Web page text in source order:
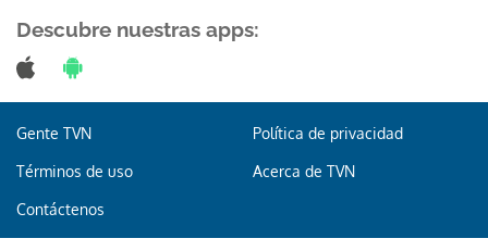
Descubre nuestras apps:
Gente TVN Política de privacidad
Términos de uso Acerca de TVN
Contáctenos